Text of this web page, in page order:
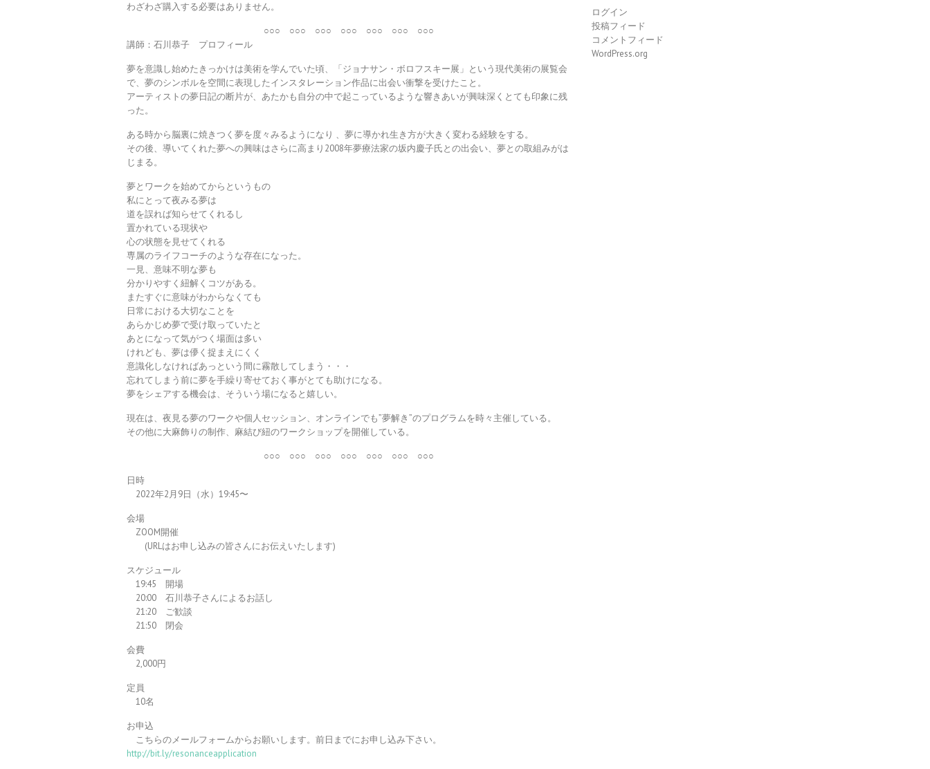
わざわざ購入する必要はありません。
○○○ ○○○ ○○○ ○○○ ○○○ ○○○ ○○○
講師：石川恭子 プロフィール
夢を意識し始めたきっかけは美術を学んでいた頃、「ジョナサン・ボロフスキー展」という現代美術の展覧会
で、夢のシンボルを空間に表現したインスタレーション作品に出会い衝撃を受けたこと。
アーティストの夢日記の断片が、あたかも自分の中で起こっているような響きあいが興味深くとても印象に残
った。
ある時から脳裏に焼きつく夢を度々みるようになり 、夢に導かれ生き方が大きく変わる経験をする。
その後、導いてくれた夢への興味はさらに高まり2008年夢療法家の坂内慶子氏との出会い、夢との取組みがは
じまる。
夢とワークを始めてからというもの
私にとって夜みる夢は
道を誤れば知らせてくれるし
置かれている現状や
心の状態を見せてくれる
専属のライフコーチのような存在になった。
一見、意味不明な夢も
分かりやすく紐解くコツがある。
またすぐに意味がわからなくても
日常における大切なことを
あらかじめ夢で受け取っていたと
あとになって気がつく場面は多い
けれども、夢は儚く捉まえにくく
意識化しなければあっという間に霧散してしまう・・・
忘れてしまう前に夢を手繰り寄せておく事がとても助けになる。
夢をシェアする機会は、そういう場になると嬉しい。
現在は、夜見る夢のワークや個人セッション、オンラインでも”夢解き”のプログラムを時々主催している。
その他に大麻飾りの制作、麻結び紐のワークショップを開催している。
○○○ ○○○ ○○○ ○○○ ○○○ ○○○ ○○○
日時
2022年2月9日（水）19:45〜
会場
ZOOM開催
(URLはお申し込みの皆さんにお伝えいたします)
スケジュール
19:45 開場
20:00 石川恭子さんによるお話し
21:20 ご歓談
21:50 閉会
会費
2,000円
定員
10名
お申込
こちらのメールフォームからお願いします。前日までにお申し込み下さい。
http://bit.ly/resonanceapplication
ログイン
投稿フィード
コメントフィード
WordPress.org